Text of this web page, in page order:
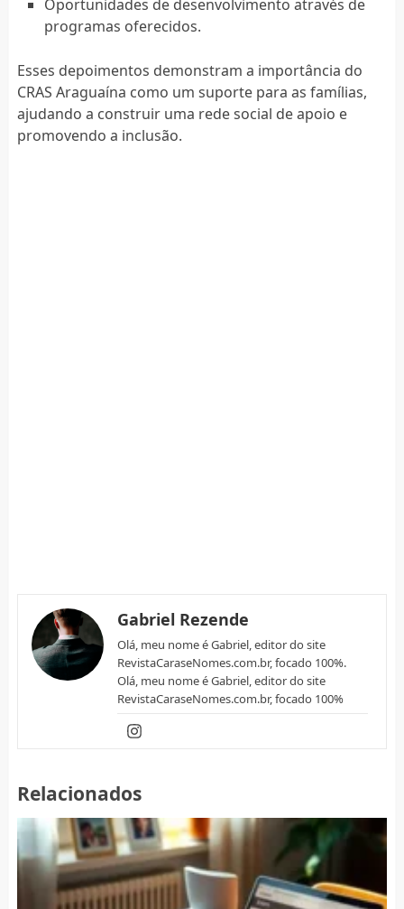
Oportunidades de desenvolvimento através de
programas oferecidos.
Esses depoimentos demonstram a importância do
CRAS Araguaína como um suporte para as famílias,
ajudando a construir uma rede social de apoio e
promovendo a inclusão.
Gabriel Rezende
Olá, meu nome é Gabriel, editor do site
RevistaCaraseNomes.com.br, focado 100%.
Olá, meu nome é Gabriel, editor do site
RevistaCaraseNomes.com.br, focado 100%
Relacionados